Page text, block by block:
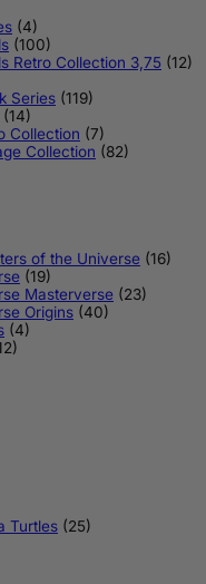
(4)
(100)
Retro Collection 3,75 (12)
Series (119)
(14)
Collection (7)
Collection (82)
of the Universe (16)
(19)
Masterverse (23)
Origins (40)
(4)
Turtles (25)